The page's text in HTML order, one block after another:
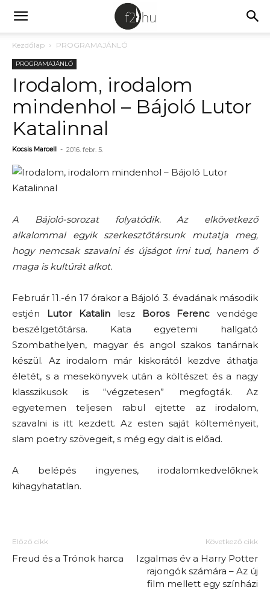
Kezdőlap PROGRAMAJÁNLÓ
PROGRAMAJÁNLÓ
Irodalom, irodalom
mindenhol – Bájoló Lutor
Katalinnal
Kocsis Marcell - 2016. febr. 5.
A Bájoló-sorozat folyatódik. Az elkövetkező
alkalommal egyik szerkesztőtársunk mutatja meg,
hogy nemcsak szavalni és újságot írni tud, hanem ő
maga is kultúrát alkot.
Február 11.-én 17 órakor a Bájoló 3. évadának második
estjén Lutor Katalin lesz Boros Ferenc vendége
beszélgetőtársa. Kata egyetemi hallgató
Szombathelyen, magyar és angol szakos tanárnak
készül. Az irodalom már kiskorától kezdve áthatja
életét, s a mesekönyvek után a költészet és a nagy
klasszikusok is “végzetesen” megfogták. Az
egyetemen teljesen rabul ejtette az irodalom,
szavalni is itt kezdett. Az esten saját költeményeit,
slam poetry szövegeit, s még egy dalt is előad.
A belépés ingyenes, irodalomkedvelőknek
kihagyhatatlan.
Előző cikk
Freud és a Trónok harca
Következő cikk
Izgalmas év a Harry Potter
rajongók számára – Az új
film mellett egy színházi